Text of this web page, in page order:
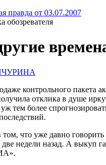
правда от 03.07.2007
обозревателя
контрольного
отклика в душе
тем более
что уже давно
две недели назад. А выкуп